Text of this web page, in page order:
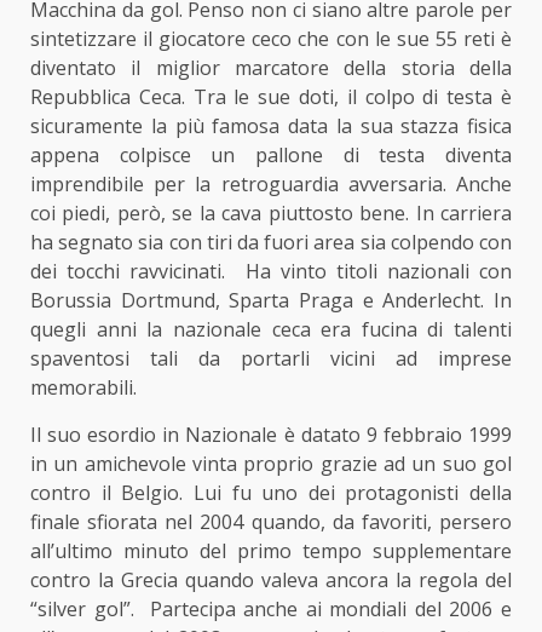
Macchina da gol. Penso non ci siano altre parole per
sintetizzare il giocatore ceco che con le sue 55 reti è
diventato il miglior marcatore della storia della
Repubblica Ceca. Tra le sue doti, il colpo di testa è
sicuramente la più famosa data la sua stazza fisica
appena colpisce un pallone di testa diventa
imprendibile per la retroguardia avversaria. Anche
coi piedi, però, se la cava piuttosto bene. In carriera
ha segnato sia con tiri da fuori area sia colpendo con
dei tocchi ravvicinati. Ha vinto titoli nazionali con
Borussia Dortmund, Sparta Praga e Anderlecht. In
quegli anni la nazionale ceca era fucina di talenti
spaventosi tali da portarli vicini ad imprese
memorabili.
Il suo esordio in Nazionale è datato 9 febbraio 1999
in un amichevole vinta proprio grazie ad un suo gol
contro il Belgio. Lui fu uno dei protagonisti della
finale sfiorata nel 2004 quando, da favoriti, persero
all’ultimo minuto del primo tempo supplementare
contro la Grecia quando valeva ancora la regola del
“silver gol”. Partecipa anche ai mondiali del 2006 e